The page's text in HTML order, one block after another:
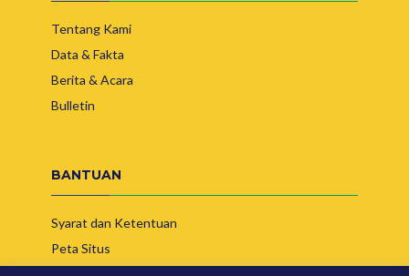
Tentang Kami
Data & Fakta
Berita & Acara
Bulletin
BANTUAN
Syarat dan Ketentuan
Peta Situs